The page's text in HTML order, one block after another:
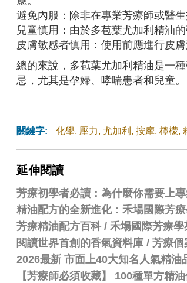
避免內服：除非在專業芳療師或醫
兒童慎用：由於多苞葉尤加利精油
皮膚敏感者慎用：使用前應進行皮
總的來說，多苞葉尤加利精油是一
忌，尤其是孕婦、哮喘患者和兒童。
關鍵字: 化學, 壓力, 尤加利 ,按摩,檸檬,
延伸閱讀
芳療初學者必讀：為什麼你需要上
精油配方的全新進化：禾場國際芳
芳療精油配方百科 /禾場國際芳療學
閱讀世界首創的香氣資料庫 / 芳療
2026最新 市面上40大知名人氣精
【芳療師必須收藏】 100種單方精